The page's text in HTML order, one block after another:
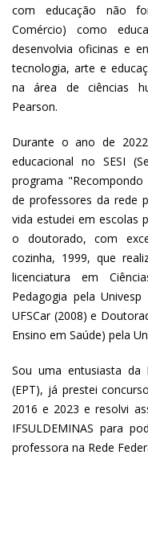
com educação não
Comércio) como
desenvolvia oficinas e
tecnologia, arte e
na área de ciências
Pearson.
Durante o ano de
educacional no SESI
programa "Recompondo
de professores da rede
vida estudei em escolas
o doutorado, com
cozinha, 1999, que
licenciatura em
Pedagogia pela
UFSCar (2008) e
Ensino em Saúde) pela
Sou uma entusiasta da
(EPT), já prestei
2016 e 2023 e resolvi
IFSULDEMINAS para
professora na Rede